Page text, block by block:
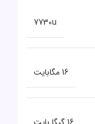
7730u
16 مگابایت